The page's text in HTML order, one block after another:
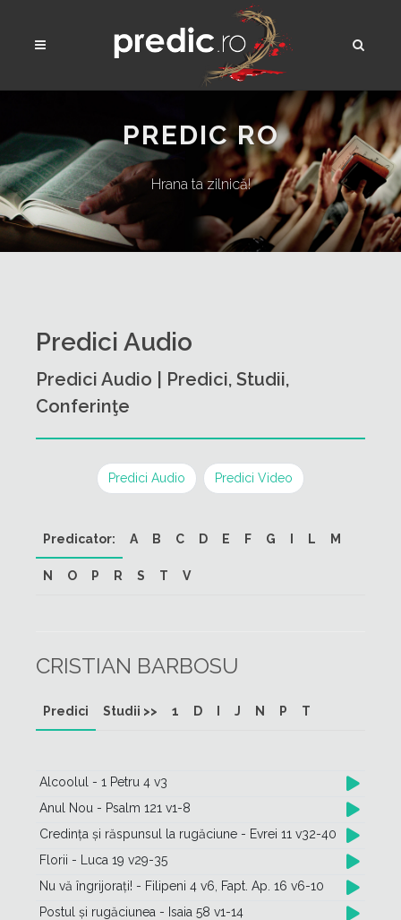
PREDIC RO
Hrana ta zilnică!
Predici Audio
Predici Audio | Predici, Studii,
Conferinţe
Predici Audio Predici Video
Predicator: A B C D E F G L M
N O P R S T V
CRISTIAN BARBOSU
Predici Studii >> 1 D J N P T
Alcoolul - 1 Petru 4 v3
Anul Nou - Psalm 121 v1-8
Credința și răspunsul la rugăciune - Evrei 11 v32-40
Florii - Luca 19 v29-35
Nu vă îngrijorați! - Filipeni 4 v6, Fapt. Ap. 16 v6-10
Postul și rugăciunea - Isaia 58 v1-14